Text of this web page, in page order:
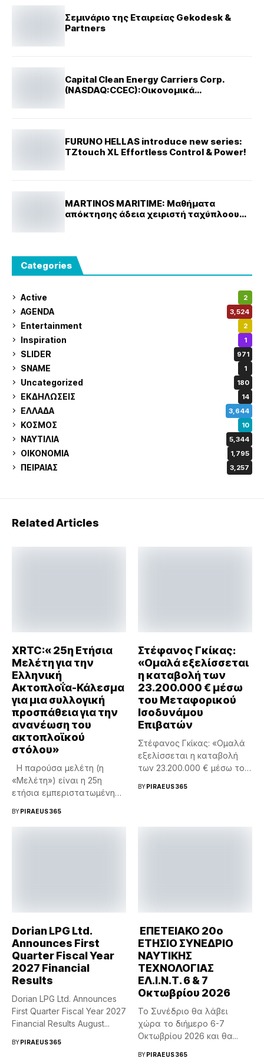
Σεμινάριο της Εταιρείας Gekodesk &
Partners
Capital Clean Energy Carriers Corp.
(NASDAQ:CCEC):Οικονομικά
FURUNO HELLAS introduce new series:
TZtouch XL Effortless Control & Power!
MARTINOS MARITIME: Μαθήματα
απόκτησης άδεια χειριστή ταχύπλοου
Categories
Active 2
AGENDA 3,524
Entertainment 2
Inspiration 1
SLIDER 971
SNAME 1
Uncategorized 180
ΕΚΔΗΛΩΣΕΙΣ 14
ΕΛΛΑΔΑ 3,644
ΚΟΣΜΟΣ 10
ΝΑΥΤΙΛΙΑ 5,344
ΟΙΚΟΝΟΜΙΑ 1,795
ΠΕΙΡΑΙΑΣ 3,257
Related Articles
XRTC:« 25η Ετήσια
Μελέτη για την
Ελληνική
Ακτοπλοΐα-Κάλεσμα
για μια συλλογική
προσπάθεια για την
ανανέωση του
ακτοπλοϊκού
στόλου»
Η παρούσα μελέτη (η
«Μελέτη») είναι η 25η
ετήσια εμπεριστατωμένη
BYPIRAEUS365
Στέφανος Γκίκας:
«Ομαλά εξελίσσεται
η καταβολή των
23.200.000 € μέσω
του Μεταφορικού
Ισοδυνάμου
Επιβατών
Στέφανος Γκίκας: «Ομαλά
εξελίσσεται η καταβολή
των 23.200.000 € μέσω του
BYPIRAEUS365
Dorian LPG Ltd.
Announces First
Quarter Fiscal Year
2027 Financial
Results
Dorian LPG Ltd. Announces
First Quarter Fiscal Year 2027
Financial Results August...
BYPIRAEUS365
ΕΠΕΤΕΙΑΚΟ 20ο
ΕΤΗΣΙΟ ΣΥΝΕΔΡΙΟ
ΝΑΥΤΙΚΗΣ
ΤΕΧΝΟΛΟΓΙΑΣ
ΕΛ.Ι.Ν.Τ. 6 & 7
Οκτωβρίου 2026
Το Συνέδριο θα λάβει
χώρα το διήμερο 6-7
Οκτωβρίου 2026 και θα...
BYPIRAEUS365